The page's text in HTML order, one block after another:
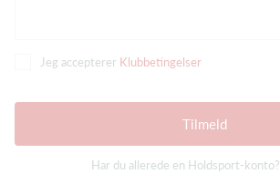
Jeg accepterer Klubbetingelser
Tilmeld
Har du allerede en Holdsport-konto?